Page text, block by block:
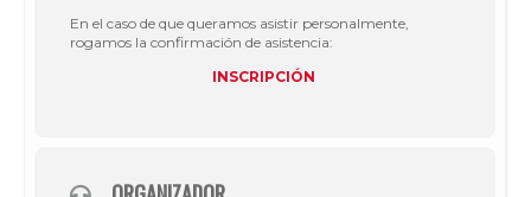
En el caso de que queramos asistir personalmente,
rogamos la confirmación de asistencia:
INSCRIPCIÓN